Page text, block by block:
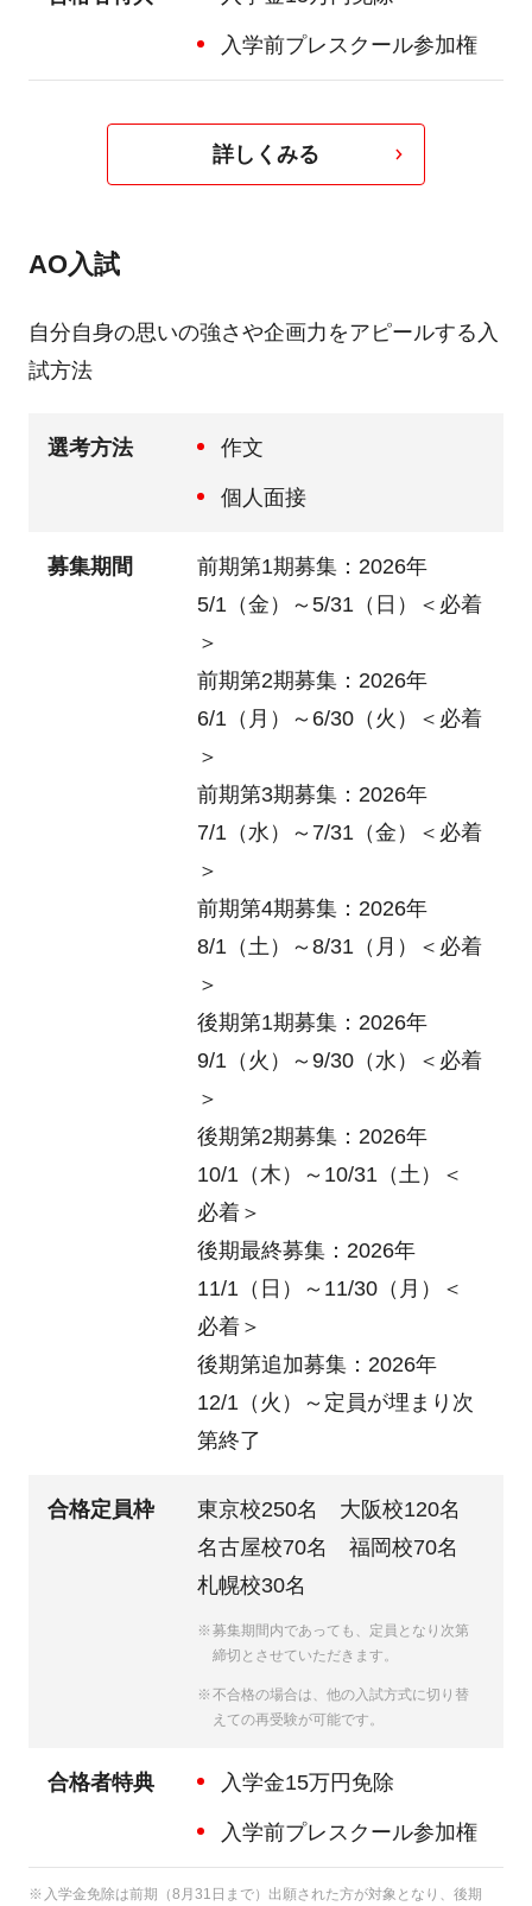
入学前プレスクール参加権
詳しくみる
AO入試
自分自身の思いの強さや企画力をアピールする入
試方法
選考方法 作文
個人面接
募集期間
前期第1期募集：2026年
5/1（金）～5/31（日）＜必着
＞
前期第2期募集：2026年
6/1（月）～6/30（火）＜必着
＞
前期第3期募集：2026年
7/1（水）～7/31（金）＜必着
＞
前期第4期募集：2026年
8/1（土）～8/31（月）＜必着
＞
後期第1期募集：2026年
9/1（火）～9/30（水）＜必着
＞
後期第2期募集：2026年
10/1（木）～10/31（土）＜
必着＞
後期最終募集：2026年
11/1（日）～11/30（月）＜
必着＞
後期第追加募集：2026年
12/1（火）～定員が埋まり次
第終了
合格定員枠
東京校250名 大阪校120名
名古屋校70名 福岡校70名
札幌校30名
募集期間内であっても、定員となり次第
締切とさせていただきます。
不合格の場合は、他の入試方式に切り替
えての再受験が可能です。
合格者特典 入学金15万円免除
入学前プレスクール参加権
入学金免除は前期（8月31日まで）出願された方が対象となり、後期